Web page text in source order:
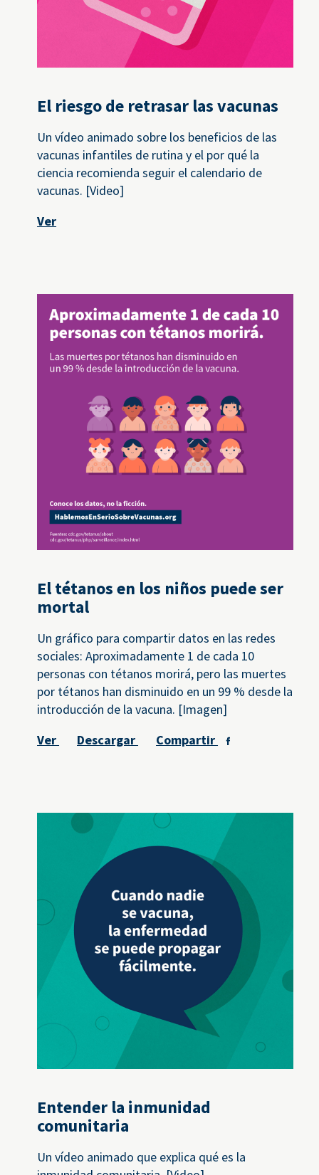
El riesgo de retrasar las vacunas
Un vídeo animado sobre los beneficios de las
vacunas infantiles de rutina y el por qué la
ciencia recomienda seguir el calendario de
vacunas. [Video]
Ver
El tétanos en los niños puede ser
mortal
Un gráfico para compartir datos en las redes
sociales: Aproximadamente 1 de cada 10
personas con tétanos morirá, pero las muertes
por tétanos han disminuido en un 99 % desde la
introducción de la vacuna. [Imagen]
Ver
Descargar Compartir
Entender la inmunidad
comunitaria
Un vídeo animado que explica qué es la